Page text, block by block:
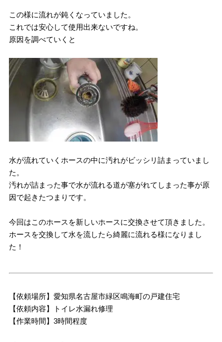
この様に流れが鈍くなっていました。
これでは安心して使用出来ないですね。
原因を調べていくと
水が流れていくホースの中に汚れがビッシリ詰まっていまし
た。
汚れが詰まった事で水が流れる道が塞がれてしまった事が原
因で起きたつまりです。
今回はこのホースを新しいホースに交換させて頂きました。
ホースを交換して水を流したら綺麗に流れる様になりまし
た！
【依頼場所】愛知県名古屋市緑区鳴海町の戸建住宅
【依頼内容】トイレ水漏れ修理
【作業時間】3時間程度